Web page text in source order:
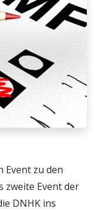
Event zu den
zweite Event der
DNHK ins